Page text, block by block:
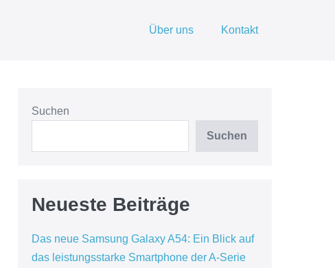
Über uns Kontakt
Suchen
Suchen
Neueste Beiträge
Das neue Samsung Galaxy A54: Ein Blick auf
das leistungsstarke Smartphone der A-Serie